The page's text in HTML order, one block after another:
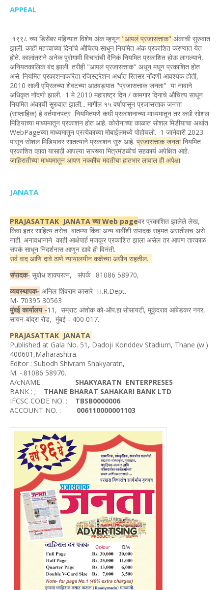
APPEAL
१९९८ च्या डिसेंबर महिन्यात विशेष अंक म्हणून "आपलं प्रजासत्ताक" अंकाची सुरुवात
झाली. काही महत्त्वाच्या दिनांचे औचित्य साधून नियमित अंक प्रकाशित करण्यात येत
होते. कालांतराने अनेक पुरोगामी विचारांची दैनिकं नियमित प्रकाशित होऊ लागल्याने,
अनियतकालिकं बंद झाली. तरीही "आपलं प्रजासत्ताक" अधून मधून प्रकाशित होत
असे. नियमित प्रकाशनाकरिता रजिस्ट्रेशन अर्थात रितसर नोंदणी आवश्यक होती,
2010 साली एप्रिलच्या शेवटच्या आठवड्यात "प्रजासत्ताक जनता" या नावाने
अधिकृत नोंदणी झाली. 1 मे 2010 महाराष्ट्र दिन / कामगार दिनाचे औचित्य साधून
नियमित अंकाची सुरुवात झाली... मागील १५ वर्षापासून प्रजासत्ताक जनत्ता
(साप्ताहिक) हे वर्तमानपत्र नियमितपणे कधी प्रकाशनाच्या माध्यमातून तर कधी सोशल
मिडियाच्या माध्यमातून प्रकाशन होत आहे. कोरोनाच्या काळात सोशल मिडीयाचा अर्थात
WebPageच्या माध्यमातून प्रत्येकाच्या मोबाईलमध्ये पोहोचलो. 1 जानेवारी 2023
पासून सोशल मिडियावर सातत्याने प्रकाशन सुरु आहे. प्रजासत्ताक जनतानियमित
प्रकाशित व्हावा यासाठी आपल्या सारख्या मित्रमंडळीचं सहकार्य अपेक्षित आहे.
जाहिरातीच्या माध्यमातून आपण नक्कीच मदतीचा हातभार लावाल ही अपेक्षा
JANATA
PRAJASATTAK JANATA च्या Web pageवर प्रकाशित झालेले लेख,
किंवा इतर साहित्य तसेच बातम्या किंवा अन्य बाबींशी संपादक सहमत असतीलच असे
नाही. अनावधानाने काही आक्षेपार्ह मजकूर प्रकाशित झाला असेल तर आपण तात्काळ
संपर्क साधून निदर्शनास आणून द्यावे ही विनंती.
सर्व वाद आणि दावे ठाणे न्यायालयीन कक्षेच्या अधीन राहतील.
संपादक- सुबोध शाक्यरत्न, संपर्क : 81086 58970,
व्यवस्थापक- अनिल शिंवराम कासारे H.R.Dept.
M- 70395 30563
मुंबई कार्यालय -11, सम्राट अशोक को-ऑप.हा.सोसायटी, मुकुंदराव आंबेडकर नगर,
सायन-बांद्रा रोड, मुंबई - 400 017.
PRAJASATTAK JANATA
Published at Gala No. 51, Dadoji Konddev Stadium, Thane (w.)
400601,Maharashtra.
Editor : Subodh Shivram Shakyaratn,
M. -.81086 58970.
A/cNAME : SHAKYARATN ENTERPRESES
BANK : ; THANE BHARAT SAHAKARI BANK LTD
IFCSC CODE NO. : TBSB0000006
ACCOUNT NO. : 006110000001103